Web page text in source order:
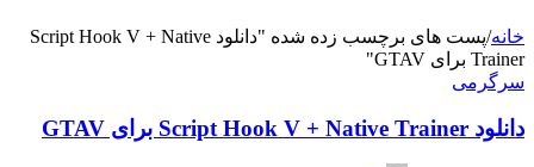
خانه/
پست های برچسب زده شده "دانلود Script Hook V + Native
Trainer برای GTAV"
سرگرمی
دانلود Script Hook V + Native Trainer برای GTAV